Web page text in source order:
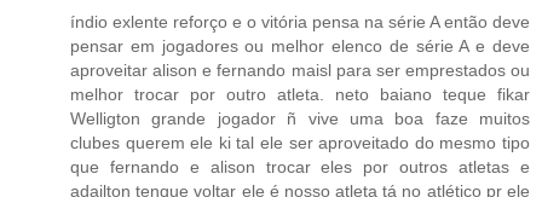
índio exlente reforço e o vitória pensa na série A então deve
pensar em jogadores ou melhor elenco de série A e deve
aproveitar alison e fernando maisl para ser emprestados ou
melhor trocar por outro atleta. neto baiano teque fikar
Welligton grande jogador ñ vive uma boa faze muitos
clubes querem ele ki tal ele ser aproveitado do mesmo tipo
que fernando e alison trocar eles por outros atletas e
adailton tenque voltar ele é nosso atleta tá no atlético pr ele